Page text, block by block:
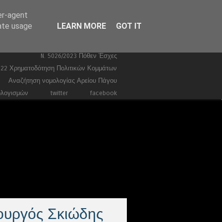
Ευρωεκλογές 2024
Τέμπη
Συντάγματα
N. 5026/2023 Πόθεν Έσχες
Χρηματοδότηση Πολιτικών Κομμάτων
Αναζήτηση νομολογίας Αρείου Πάγου
twitter facebook
agent
usage
LEARN MORE GOT IT